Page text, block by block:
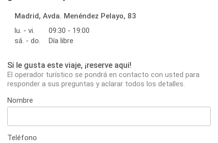
Madrid, Avda. Menéndez Pelayo, 83
lu. - vi.
09:30 - 19:00
sá. - do.
Día libre
Si le gusta este viaje, ¡reserve aqui!
El operador turístico se pondrá en contacto con usted para
responder a sus preguntas y aclarar todos los detalles.
Nombre
Teléfono